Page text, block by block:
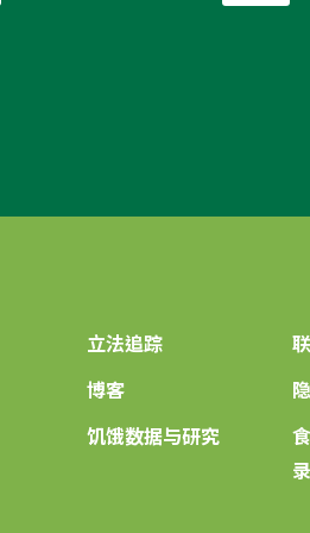
立法追踪
博客
饥饿数据与研究
录